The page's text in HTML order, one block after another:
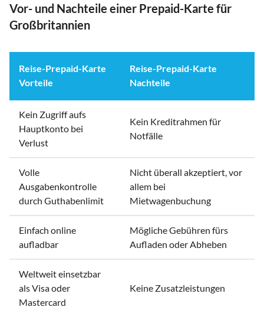
Vor- und Nachteile einer Prepaid-Karte für
Großbritannien
Reise-Prepaid-Karte
Vorteile
Reise-Prepaid-Karte
Nachteile
Kein Zugriff aufs
Hauptkonto bei
Verlust
Kein Kreditrahmen für
Notfälle
Volle
Ausgabenkontrolle
durch Guthabenlimit
Nicht überall akzeptiert, vor
allem bei
Mietwagenbuchung
Einfach online
aufladbar
Mögliche Gebühren fürs
Aufladen oder Abheben
Weltweit einsetzbar
als Visa oder
Mastercard
Keine Zusatzleistungen